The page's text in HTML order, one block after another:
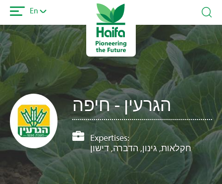
Skip
main
content
En
הגרעין - חיפה
Expertises:
חקלאות, גינון, הדברה, דישון